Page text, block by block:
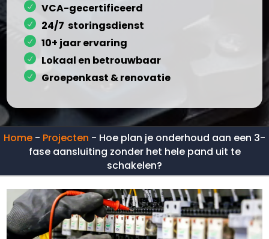
VCA-gecertificeerd
24/7 storingsdienst
10+ jaar ervaring
Lokaal en betrouwbaar
Groepenkast & renovatie
Home - Projecten - Hoe plan je onderhoud aan een 3-
fase aansluiting zonder het hele pand uit te
schakelen?